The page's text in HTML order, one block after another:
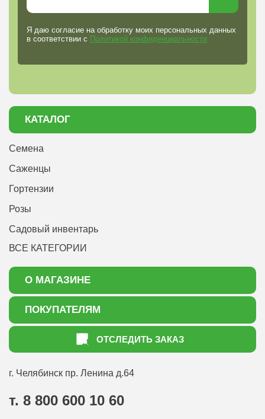
Я даю согласие на обработку моих персональных данных
в соответствии с Политикой конфиденциальности
КАТАЛОГ
Семена
Саженцы
Гортензии
Розы
Садовый инвентарь
ВСЕ КАТЕГОРИИ
О МАГАЗИНЕ
О нас
Акции
ПОКУПАТЕЛЯМ
Как оформить заказ
Статьи садоводу
Оптовым покупателям
ОТСЛЕДИТЬ ЗАКАЗ
г. Челябинск пр. Ленина д.64
т. 8 800 600 10 60